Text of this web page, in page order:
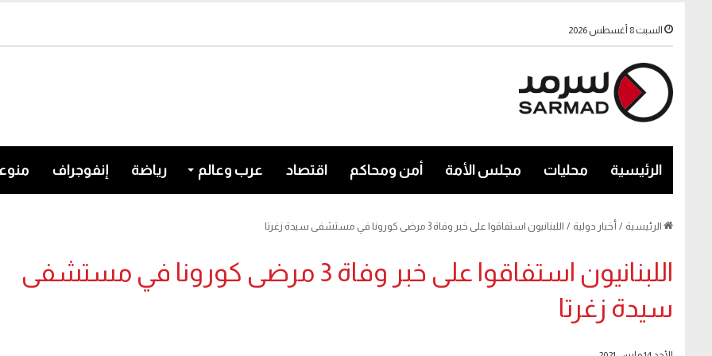
السبت 8 أغسطس 2026
الرئيسية محليات مجلس الأمة أمن ومحاكم اقتصاد عرب وعالم رياضة إنفوجراف
الرئيسية / أخبار دولية / اللبنانيون استفاقوا على خبر وفاة 3 مرضى كورونا في مستشفى سيدة زغرتا
اللبنانيون استفاقوا على خبر وفاة 3 مرضى كورونا في مستشفى
سيدة زغرتا